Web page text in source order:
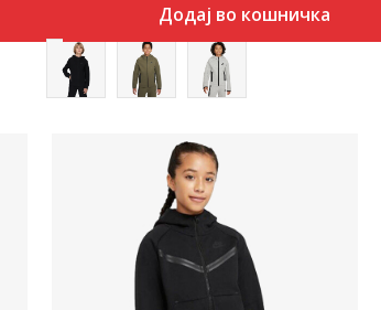
Додај во кошничка
Uporedi